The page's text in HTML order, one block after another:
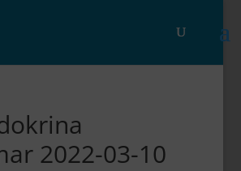
2022-03-10